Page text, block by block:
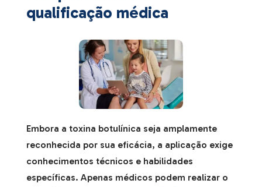
qualificação médica
Embora a toxina botulínica seja amplamente
reconhecida por sua eficácia, a aplicação exige
conhecimentos técnicos e habilidades
específicas. Apenas médicos podem realizar o